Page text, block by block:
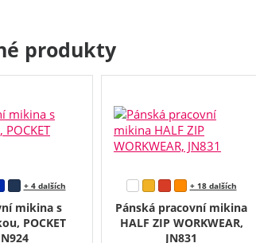
produkty
mikina s
POCKET
+ 4 dalších
Pánská pracovní mikina
HALF ZIP WORKWEAR,
JN831
+ 18 dalších